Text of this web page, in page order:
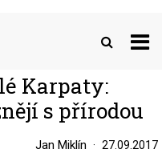
Karpaty:
s přírodou
Jan Miklín 27.09.2017